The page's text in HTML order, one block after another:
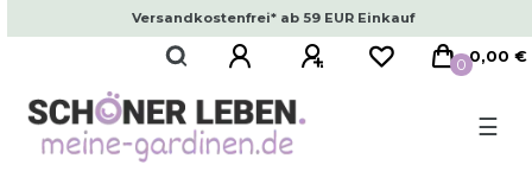
Versandkostenfrei* ab 59 EUR Einkauf
0 0,00 €
☰